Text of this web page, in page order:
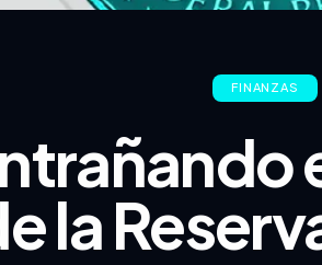
FINANZAS
la